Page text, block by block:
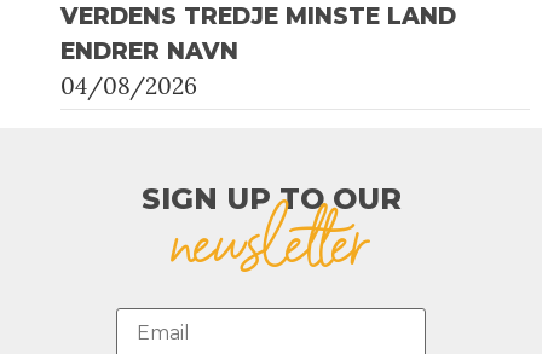
VERDENS TREDJE MINSTE LAND
ENDRER NAVN
04/08/2026
SIGN UP TO OUR​
newsletter